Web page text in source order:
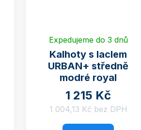
Expedujeme do 3 dnů
Kalhoty s laclem
URBAN+ středně
modré royal
1 215 Kč
1 004,13 Kč bez DPH